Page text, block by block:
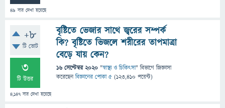
49 বার দেখা হয়েছে
+8
টি ভোট
3
টি উত্তর
4,147 বার দেখা হয়েছে
বৃষ্টিতে ভেজার সাথে জ্বরের সম্পর্ক
কি? বৃষ্টিতে ভিজলে শরীরের তাপমাত্রা
বেড়ে যায় কেন?
16 সেপ্টেম্বর 2020 "স্বাস্থ্য ও চিকিৎসা" বিভাগে জিজ্ঞাসা
করেছেনবিজ্ঞানের পোকা ৫ (123,410 পয়েন্ট)